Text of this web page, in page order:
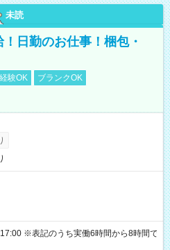
未読
日勤のお仕事！梱包・
験OK
ブランクOK
ら8時間で